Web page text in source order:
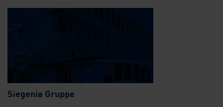
Siegenia Gruppe